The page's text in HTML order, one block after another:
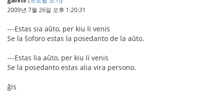
2009년 7월 26일 오후 1:20:31
---Estas sia aŭto, per kiu li venis
Se la ŝoforo estas la posedanto de la aŭto.
---Estas lia aŭto, per kiu li venis
Se la posedanto estas alia vira persono.
ĝis